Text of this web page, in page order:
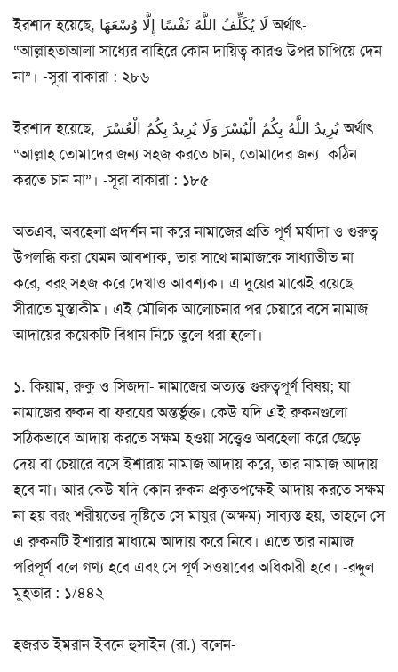
ইরশাদ হয়েছে, لَا يُكَلِّفُ اللَّهُ نَفْسًا إِلَّا وُسْعَهَا অর্থাৎ-
“আল্লাহতাআলা সাধ্যের বাহিরে কোন দায়িত্ব কারও উপর চাপিয়ে দেন
না”। -সূরা বাকারা : ২৮৬
ইরশাদ হয়েছে, يُرِيدُ اللَّهُ بِكُمُ الْيُسْرَ وَلَا يُرِيدُ بِكُمُ الْعُسْرَ অর্থাৎ
“আল্লাহ তোমাদের জন্য সহজ করতে চান, তোমাদের জন্য কঠিন
করতে চান না”। -সূরা বাকারা : ১৮৫
অতএব, অবহেলা প্রদর্শন না করে নামাজের প্রতি পূর্ণ মর্যাদা ও গুরুত্ব
উপলব্ধি করা যেমন আবশ্যক, তার সাথে নামাজকে সাধ্যাতীত না
করে, বরং সহজ করে দেখাও আবশ্যক। এ দুয়ের মাঝেই রয়েছে
সীরাতে মুস্তাকীম। এই মৌলিক আলোচনার পর চেয়ারে বসে নামাজ
আদায়ের কয়েকটি বিধান নিচে তুলে ধরা হলো।
১. কিয়াম, রুকু ও সিজদা- নামাজের অত্যন্ত গুরুত্বপূর্ণ বিষয়; যা
নামাজের রুকন বা ফরযের অন্তর্ভুক্ত। কেউ যদি এই রুকনগুলো
সঠিকভাবে আদায় করতে সক্ষম হওয়া সত্ত্বেও অবহেলা করে ছেড়ে
দেয় বা চেয়ারে বসে ইশারায় নামাজ আদায় করে, তার নামাজ আদায়
হবে না। আর কেউ যদি কোন রুকন প্রকৃতপক্ষেই আদায় করতে সক্ষম
না হয় বরং শরীয়তের দৃষ্টিতে সে মাযুর (অক্ষম) সাব্যস্ত হয়, তাহলে সে
এ রুকনটি ইশারার মাধ্যমে আদায় করে নিবে। এতে তার নামাজ
পরিপূর্ণ বলে গণ্য হবে এবং সে পূর্ণ সওয়াবের অধিকারী হবে। -রদ্দুল
মুহতার : ১/৪৪২
হজরত ইমরান ইবনে হুসাইন (রা.) বলেন-